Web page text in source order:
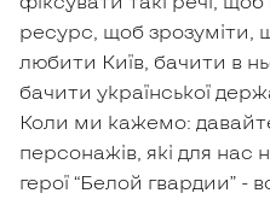
ресурс, щоб
любити Київ, бачити в
бачити української
Коли ми кажемо:
персонажів, які для нас
герої “Белой гвардии” -